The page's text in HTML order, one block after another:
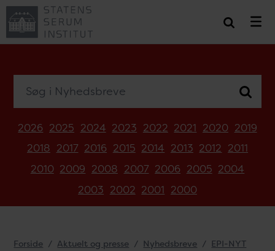
2026 2025 2024 2023 2022 2021 2020 2019
2018 2017 2016 2015 2014 2013 2012 2011
2010 2009 2008 2007 2006 2005 2004
2003 2002 2001 2000
Forside Aktuelt og presse Nyhedsbreve
EPI-NYT